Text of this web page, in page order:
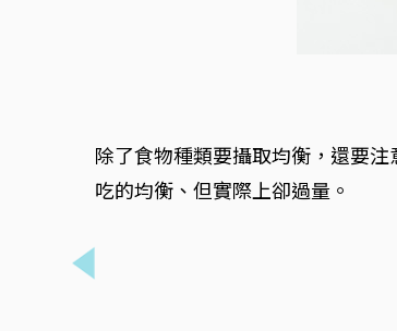
除了食物種類要攝取均衡，還要
吃的均衡、但實際上卻過量。